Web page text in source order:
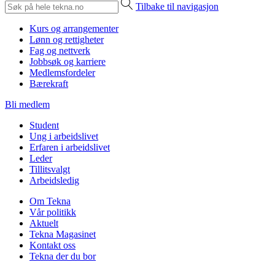
Tilbake til navigasjon
Kurs og arrangementer
Lønn og rettigheter
Fag og nettverk
Jobbsøk og karriere
Medlemsfordeler
Bærekraft
Bli medlem
Student
Ung i arbeidslivet
Erfaren i arbeidslivet
Leder
Tillitsvalgt
Arbeidsledig
Om Tekna
Vår politikk
Aktuelt
Tekna Magasinet
Kontakt oss
Tekna der du bor